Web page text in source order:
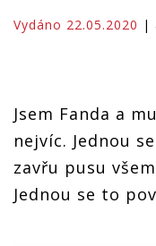
Vydáno 22.05.2020 |
Jsem Fanda a
nejvíc. Jednou
zavřu pusu
Jednou se to